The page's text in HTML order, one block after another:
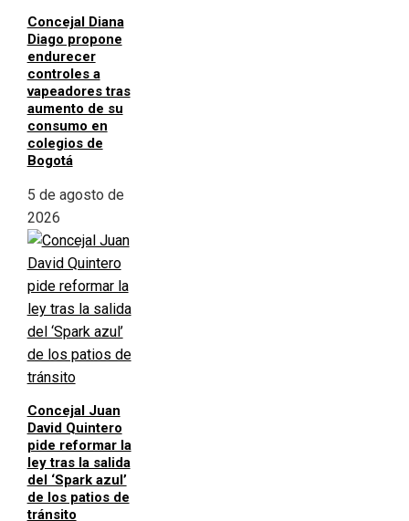
Concejal Diana
Diago propone
endurecer
controles a
vapeadores tras
aumento de su
consumo en
colegios de
Bogotá
5 de agosto de
2026
Concejal Juan
David Quintero
pide reformar la
ley tras la salida
del ‘Spark azul’
de los patios de
tránsito